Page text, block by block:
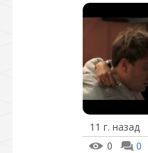
11 г. назад
0
0